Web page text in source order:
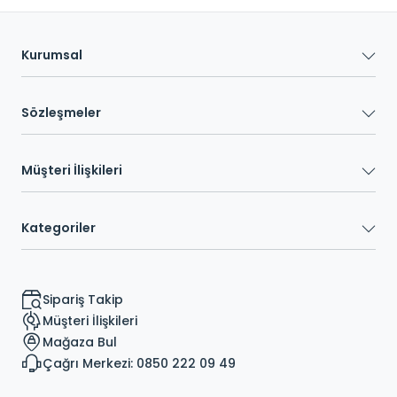
Kurumsal
Sözleşmeler
Müşteri İlişkileri
Kategoriler
Sipariş Takip
Müşteri İlişkileri
Mağaza Bul
Çağrı Merkezi: 0850 222 09 49